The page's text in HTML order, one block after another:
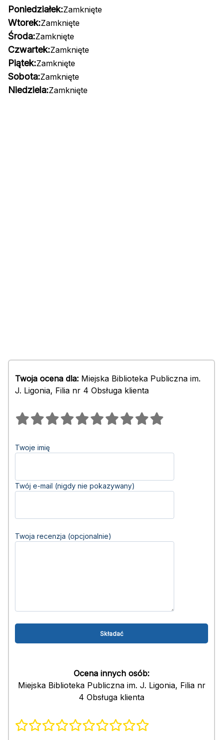
Poniedziałek:Zamknięte
Wtorek:Zamknięte
Środa:Zamknięte
Czwartek:Zamknięte
Piątek:Zamknięte
Sobota:Zamknięte
Niedziela:Zamknięte
Twoja ocena dla: Miejska Biblioteka Publiczna im.
J. Ligonia, Filia nr 4 Obsługa klienta
Twoje imię
Twój e-mail (nigdy nie pokazywany)
Twoja recenzja (opcjonalnie)
Ocena innych osób:
Miejska Biblioteka Publiczna im. J. Ligonia, Filia nr
4 Obsługa klienta